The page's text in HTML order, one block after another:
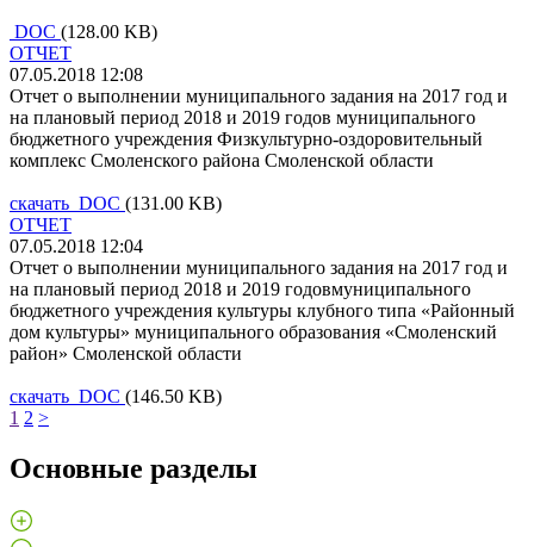
DOC (128.00 KB)
ОТЧЕТ
07.05.2018 12:08
Отчет о выполнении муниципального задания на 2017 год и
на плановый период 2018 и 2019 годов муниципального
бюджетного учреждения Физкультурно-оздоровительный
комплекс Смоленского района Смоленской области
скачать DOC (131.00 KB)
ОТЧЕТ
07.05.2018 12:04
Отчет о выполнении муниципального задания на 2017 год и
на плановый период 2018 и 2019 годовмуниципального
бюджетного учреждения культуры клубного типа «Районный
дом культуры» муниципального образования «Смоленский
район» Смоленской области
скачать DOC (146.50 KB)
1 2 >
Основные разделы